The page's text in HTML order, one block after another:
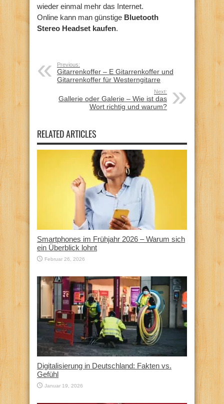
wieder einmal mehr das Internet.
Online kann man günstige Bluetooth
Stereo Headset kaufen.
Previous:
Gitarrenkoffer – E Gitarrenkoffer und
Gitarrenkoffer für Westerngitarre
Next:
Gallerie oder Galerie – Wie ist das
Wort richtig und warum?
RELATED ARTICLES
Smartphones im Frühjahr 2026 – Warum sich
ein Überblick lohnt
Februar 26, 2026
Digitalisierung in Deutschland: Fakten vs.
Gefühl
Januar 19, 2026